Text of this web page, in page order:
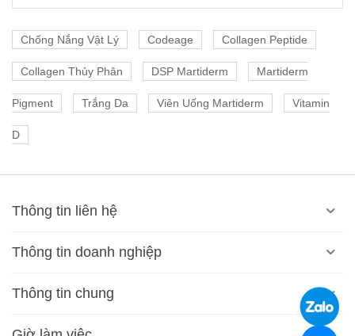
Chống Nắng Vật Lý Codeage Collagen Peptide
Collagen Thủy Phân DSP Martiderm Martiderm
Pigment Trắng Da Viên Uống Martiderm Vitamin
D
Thông tin liên hệ
Thông tin doanh nghiệp
Thông tin chung